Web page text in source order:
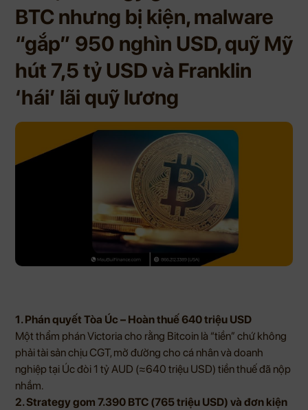
BTC nhưng bị kiện, malware
“gắp” 950 nghìn USD, quỹ Mỹ
hút 7,5 tỷ USD và Franklin
‘hái’ lãi quỹ lương
1. Phán quyết Tòa Úc – Hoàn thuế 640 triệu USD
Một thẩm phán Victoria cho rằng Bitcoin là “tiền” chứ không
phải tài sản chịu CGT, mở đường cho cá nhân và doanh
nghiệp tại Úc đòi 1 tỷ AUD (≈640 triệu USD) tiền thuế đã nộp
nhầm.
2. Strategy gom 7.390 BTC (765 triệu USD) và đơn kiện